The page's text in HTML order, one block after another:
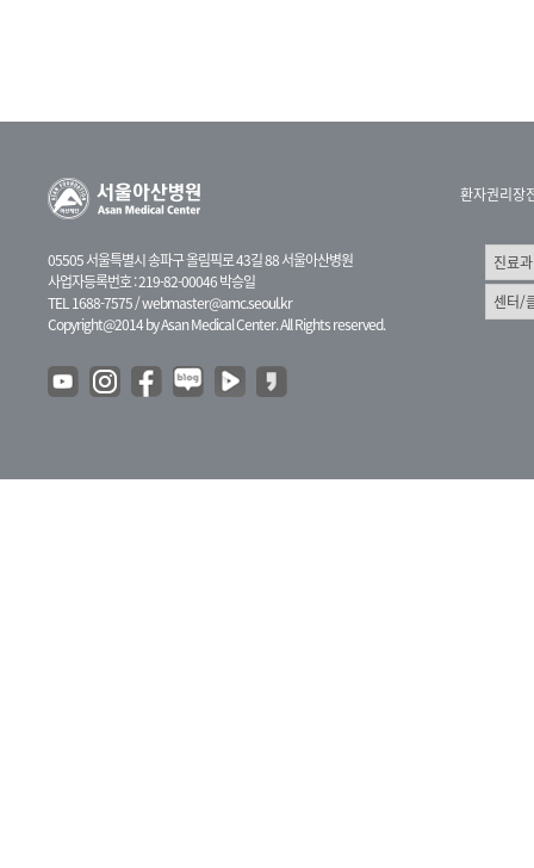
05505 서울특별시 송파구 올림픽로 43길 88 서울아산병원
사업자등록번호 : 219-82-00046 박승일
TEL 1688-7575 /webmaster@amc.seoul.kr
Copyright@2014 by Asan Medical Center. All Rights reserved.
환자권리장